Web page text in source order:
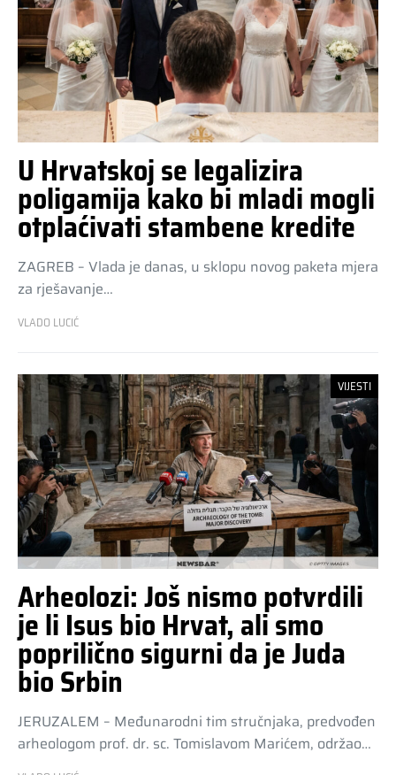
U Hrvatskoj se legalizira
poligamija kako bi mladi mogli
otplaćivati stambene kredite
ZAGREB – Vlada je danas, u sklopu novog paketa mjera
za rješavanje…
VLADO LUCIĆ
VIJESTI
Arheolozi: Još nismo potvrdili
je li Isus bio Hrvat, ali smo
poprilično sigurni da je Juda
bio Srbin
JERUZALEM – Međunarodni tim stručnjaka, predvođen
arheologom prof. dr. sc. Tomislavom Marićem, održao…